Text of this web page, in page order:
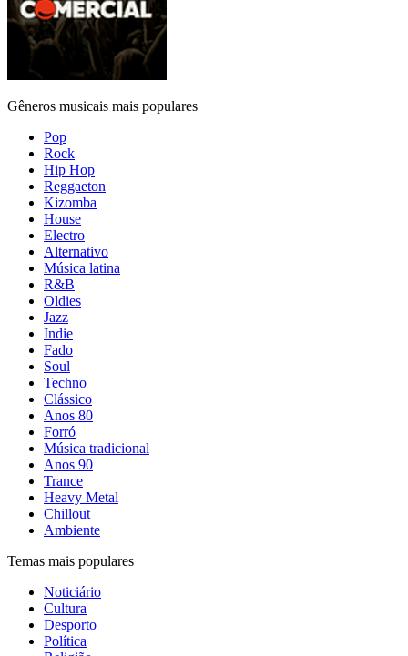
Gêneros musicais mais populares
Pop
Rock
Hip Hop
Reggaeton
Kizomba
House
Electro
Alternativo
Música latina
R&B
Oldies
Jazz
Indie
Fado
Soul
Techno
Clássico
Anos 80
Forró
Música tradicional
Anos 90
Trance
Heavy Metal
Chillout
Ambiente
Temas mais populares
Noticiário
Cultura
Desporto
Política